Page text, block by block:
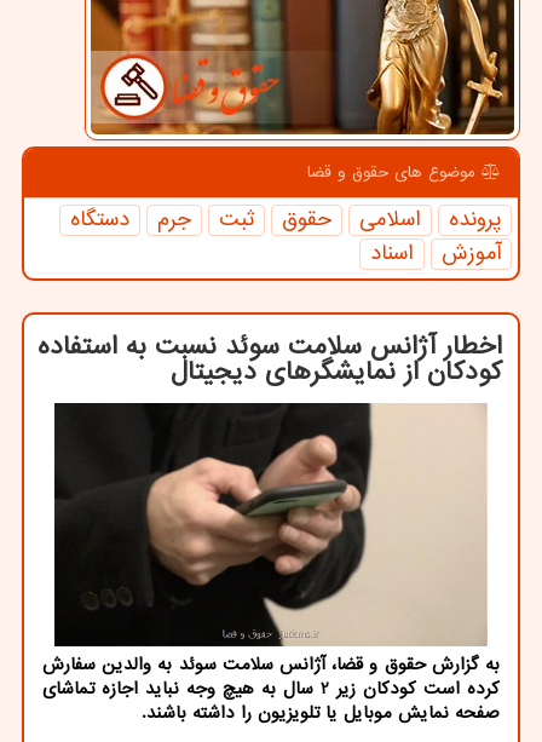
موضوع های حقوق و قضا
پرونده اسلامی حقوق ثبت جرم
دستگاه
آموزش
اسناد
اخطار آژانس سلامت سوئد نسبت به استفاده
کودکان از نمایشگرهای دیجیتال
به گزارش حقوق و قضا، آژانس سلامت سوئد به والدین سفارش
کرده است کودکان زیر 2 سال به هیچ وجه نباید اجازه تماشای
صفحه نمایش موبایل یا تلویزیون را داشته باشند.